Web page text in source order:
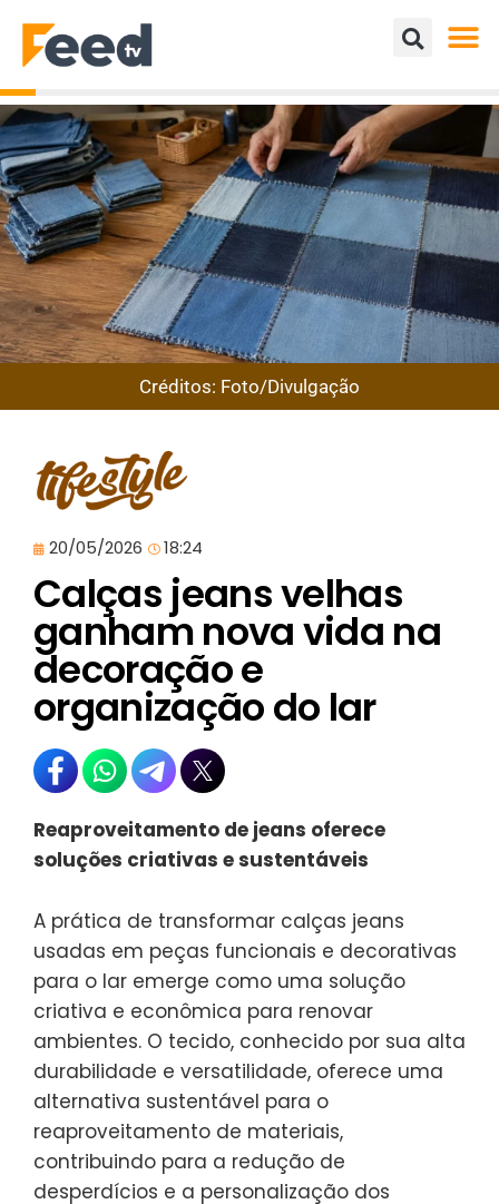
Créditos: Foto/Divulgação
20/05/2026 18:24
Calças jeans velhas
ganham nova vida na
decoração e
organização do lar
Reaproveitamento de jeans oferece
soluções criativas e sustentáveis
A prática de transformar calças jeans
usadas em peças funcionais e decorativas
para o lar emerge como uma solução
criativa e econômica para renovar
ambientes. O tecido, conhecido por sua alta
durabilidade e versatilidade, oferece uma
alternativa sustentável para o
reaproveitamento de materiais,
contribuindo para a redução de
desperdícios e a personalização dos